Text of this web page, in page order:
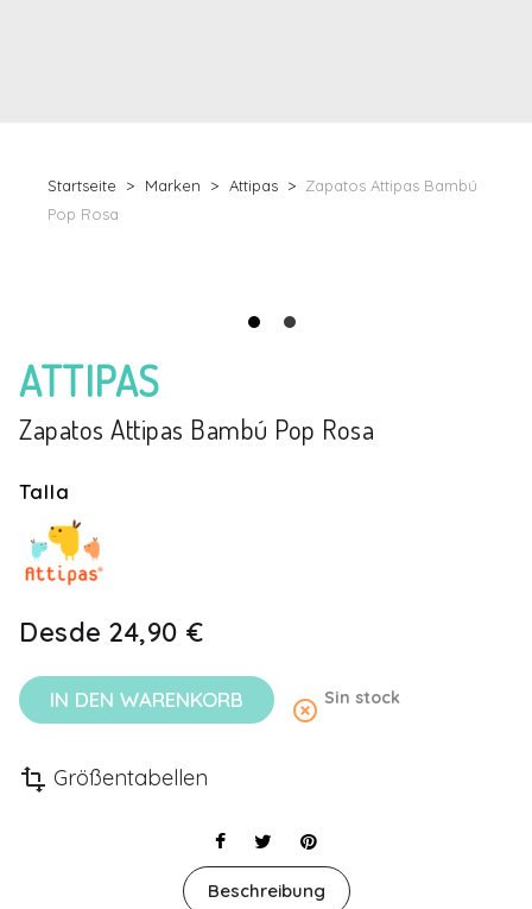
Startseite Marken Attipas
Zapatos Attipas Bambú
Pop Rosa
ATTIPAS
Zapatos Attipas Bambú Pop Rosa
Talla
Desde 24,90 €
IN DEN WARENKORB highlight_off Sin stock
transform Größentabellen
Beschreibung